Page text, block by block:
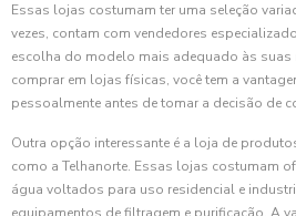
Essas lojas costumam ter uma seleção
vezes, contam com vendedores
escolha do modelo mais adequado às
comprar em lojas físicas, você tem a
pessoalmente antes de tomar a decisão de
Outra opção interessante é a loja de
como a Telhanorte. Essas lojas costumam
água voltados para uso residencial e